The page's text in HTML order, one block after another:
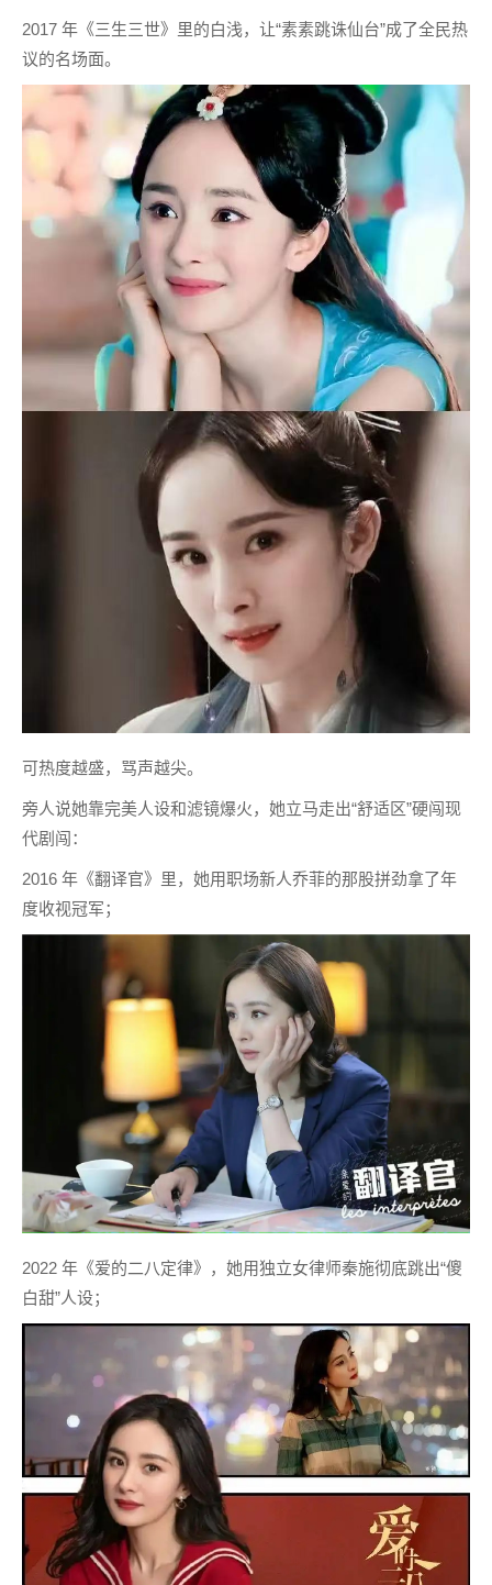
2017 年《三生三世》里的白浅，让“素素跳诛仙台”成了全民热
议的名场面。
可热度越盛，骂声越尖。
旁人说她靠完美人设和滤镜爆火，她立马走出“舒适区”硬闯现
代剧闯：
2016 年《翻译官》里，她用职场新人乔菲的那股拼劲拿了年
度收视冠军；
2022 年《爱的二八定律》，她用独立女律师秦施彻底跳出“傻
白甜”人设；